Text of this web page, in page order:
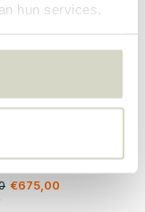
hun services.
butterfly
€675,00